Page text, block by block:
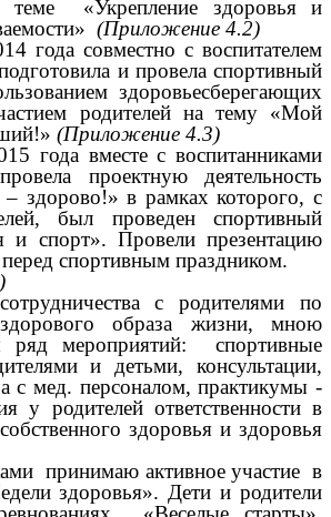
«Укрепление здоровья и
(Приложение 4.2)
года совместно с воспитателем
и провела спортивный
здоровьесберегающих
родителей на тему «Мой
(Приложение 4.3)
года вместе с воспитанниками
проектную деятельность
здорово!» в рамках которого, с
был проведен спортивный
и спорт». Провели презентацию
спортивным праздником.
с родителями по
образа жизни, мною
ряд мероприятий: спортивные
и детьми, консультации,
с мед. персоналом, практикумы -
у родителей ответственности в
здоровья и здоровья
принимаю активное участие в
здоровья». Дети и родители